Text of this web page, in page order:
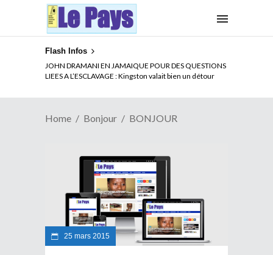
Flash Infos
JOHN DRAMANI EN JAMAIQUE POUR DES QUESTIONS
LIEES A L’ESCLAVAGE : Kingston valait bien un détour
Home Bonjour BONJOUR
25 mars 2015